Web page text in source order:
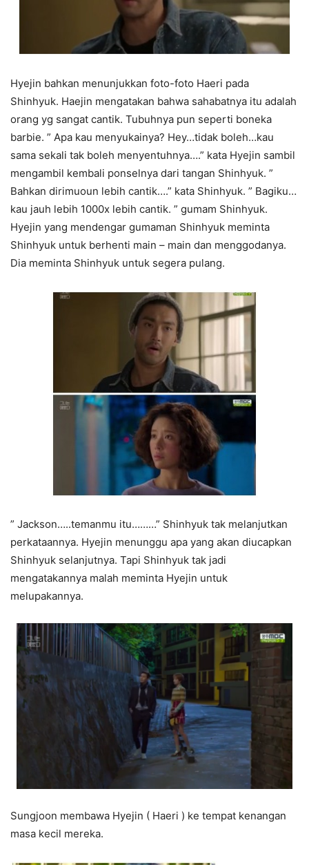
Hyejin bahkan menunjukkan foto-foto Haeri pada
Shinhyuk. Haejin mengatakan bahwa sahabatnya itu adalah
orang yg sangat cantik. Tubuhnya pun seperti boneka
barbie. ” Apa kau menyukainya? Hey…tidak boleh…kau
sama sekali tak boleh menyentuhnya….” kata Hyejin sambil
mengambil kembali ponselnya dari tangan Shinhyuk. ”
Bahkan dirimuoun lebih cantik….” kata Shinhyuk. ” Bagiku…
kau jauh lebih 1000x lebih cantik. ” gumam Shinhyuk.
Hyejin yang mendengar gumaman Shinhyuk meminta
Shinhyuk untuk berhenti main – main dan menggodanya.
Dia meminta Shinhyuk untuk segera pulang.
” Jackson…..temanmu itu………” Shinhyuk tak melanjutkan
perkataannya. Hyejin menunggu apa yang akan diucapkan
Shinhyuk selanjutnya. Tapi Shinhyuk tak jadi
mengatakannya malah meminta Hyejin untuk
melupakannya.
Sungjoon membawa Hyejin ( Haeri ) ke tempat kenangan
masa kecil mereka.